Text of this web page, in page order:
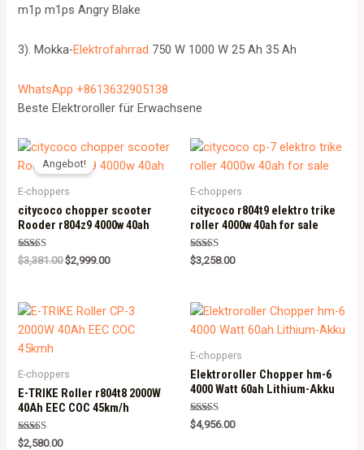
m1p m1ps Angry Blake
3). Mokka-Elektrofahrrad 750 W 1000 W 25 Ah 35 Ah
WhatsApp +8613632905138
Beste Elektroroller für Erwachsene
Angebot!
E-choppers
citycoco chopper scooter
Rooder r804z9 4000w 40ah
Rated
5.00
$3,381.00 $2,999.00
E-choppers
citycoco r804t9 elektro trike
roller 4000w 40ah for sale
Rated
5.00
$3,258.00
E-choppers
E-TRIKE Roller r804t8 2000W
40Ah EEC COC 45km/h
Rated
$2,580.00
E-choppers
Elektroroller Chopper hm-6
4000 Watt 60ah Lithium-Akku
Rated
5.00
$4,956.00